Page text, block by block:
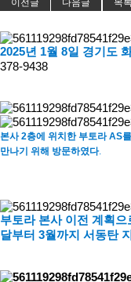
2025년 1월 8일 경기도
378-9438
본사 2층에 위치한 부토라 AS
만나기 위해 방문하였다.
부토라 본사 이전 계획
달부터 3월까지 서동탄